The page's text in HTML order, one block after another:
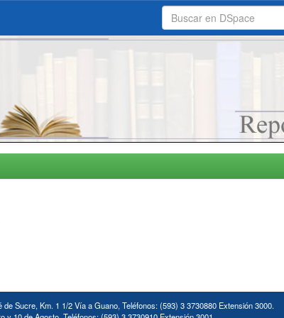
Sucre, Km. 1 1/2 Vía a Guano, Teléfonos: (593) 3 3730880 Extensión 3000.